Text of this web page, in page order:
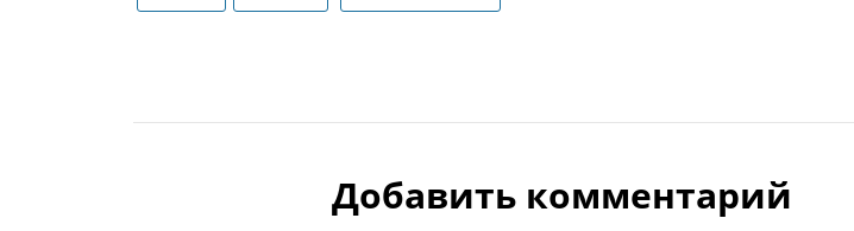
Добавить комментарий